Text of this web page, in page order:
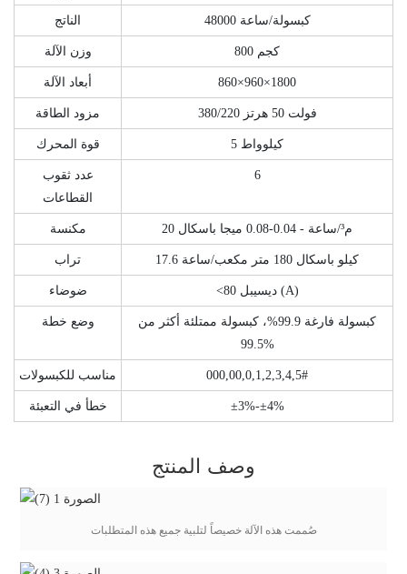
الناتج 48000 كبسولة/ساعة
وزن الآلة 800 كجم
أبعاد الآلة 860×960×1800
مزود الطاقة 380/220 فولت 50 هرتز
قوة المحرك 5 كيلوواط
عدد ثقوب
القطاعات
6
مكنسة 20 م³/ساعة - 0.04-0.08 ميجا باسكال
تراب 17.6 كيلو باسكال 180 متر مكعب/ساعة
ضوضاء <80 ديسيبل (A)
وضع خطة
كبسولة فارغة 99.9%، كبسولة ممتلئة أكثر من
99.5%
مناسب للكبسولات 000,00,0,1,2,3,4,5#
خطأ في التعبئة ±3%-±4%
وصف المنتج
صُممت هذه الآلة خصيصاً لتلبية جميع هذه المتطلبات